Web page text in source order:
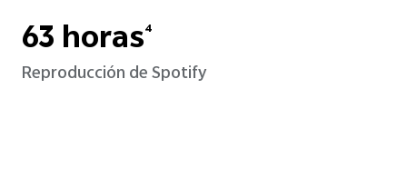
63 horas4
Reproducción de Spotify